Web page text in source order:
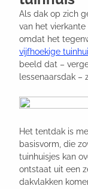
Als dak op zich
van het
omdat het
vijfhoekige
beeld dat –
lessenaarsdak –
Het tentdak is
basisvorm, die
tuinhuisjes kan
ontstaat uit een
dakvlakken